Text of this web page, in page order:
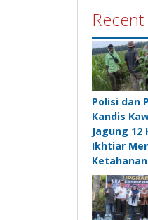
Polisi dan
Kandis
Jagung 12
Ikhtiar